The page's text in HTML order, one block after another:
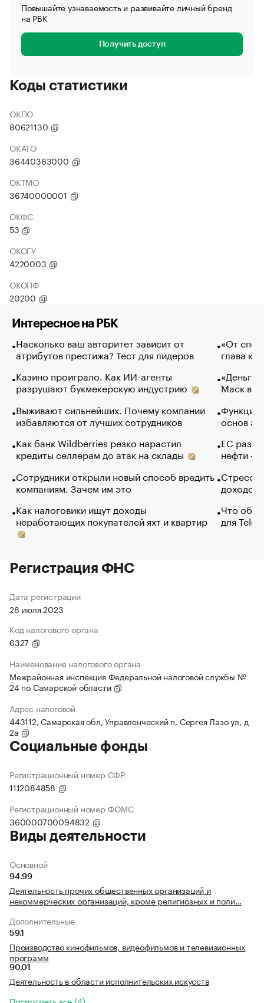
Повышайте узнаваемость и развивайте личный бренд
на РБК
Получить доступ
Коды статистики
ОКПО
80621130
ОКАТО
36440363000
ОКТМО
36740000001
ОКФС
53
ОКОГУ
4220003
ОКОПФ
20200
Интересное на РБК
Насколько ваш авторитет зависит от
атрибутов престижа? Тест для лидеров
Казино проиграло. Как ИИ-агенты
разрушают букмекерскую индустрию
Выживают сильнейших. Почему компании
избавляются от лучших сотрудников
Как банк Wildberries резко нарастил
кредиты селлерам до атак на склады
Сотрудники открыли новый способ вредить
компаниям. Зачем им это
Как налоговики ищут доходы
неработающих покупателей яхт и квартир
«От
глава
«Деньги
Маск в
Функции
основ
ЕС
нефти —
Стресс
доходов
Что
для
Регистрация ФНС
Дата регистрации
28 июля 2023
Код налогового органа
6327
Наименование налогового органа
Межрайонная инспекция Федеральной налоговой службы №
24 по Самарской области
Адрес налоговой
443112, Самарская обл, Управленческий п, Сергея Лазо ул, д
2а
Социальные фонды
Регистрационный номер СФР
1112084858
Регистрационный номер ФОМС
360000700094832
Виды деятельности
Основной
94.99
Деятельность прочих общественных организаций и
некоммерческих организаций, кроме религиозных и поли…
Дополнительные
59.1
Производство кинофильмов, видеофильмов и телевизионных
программ
90.01
Деятельность в области исполнительских искусств